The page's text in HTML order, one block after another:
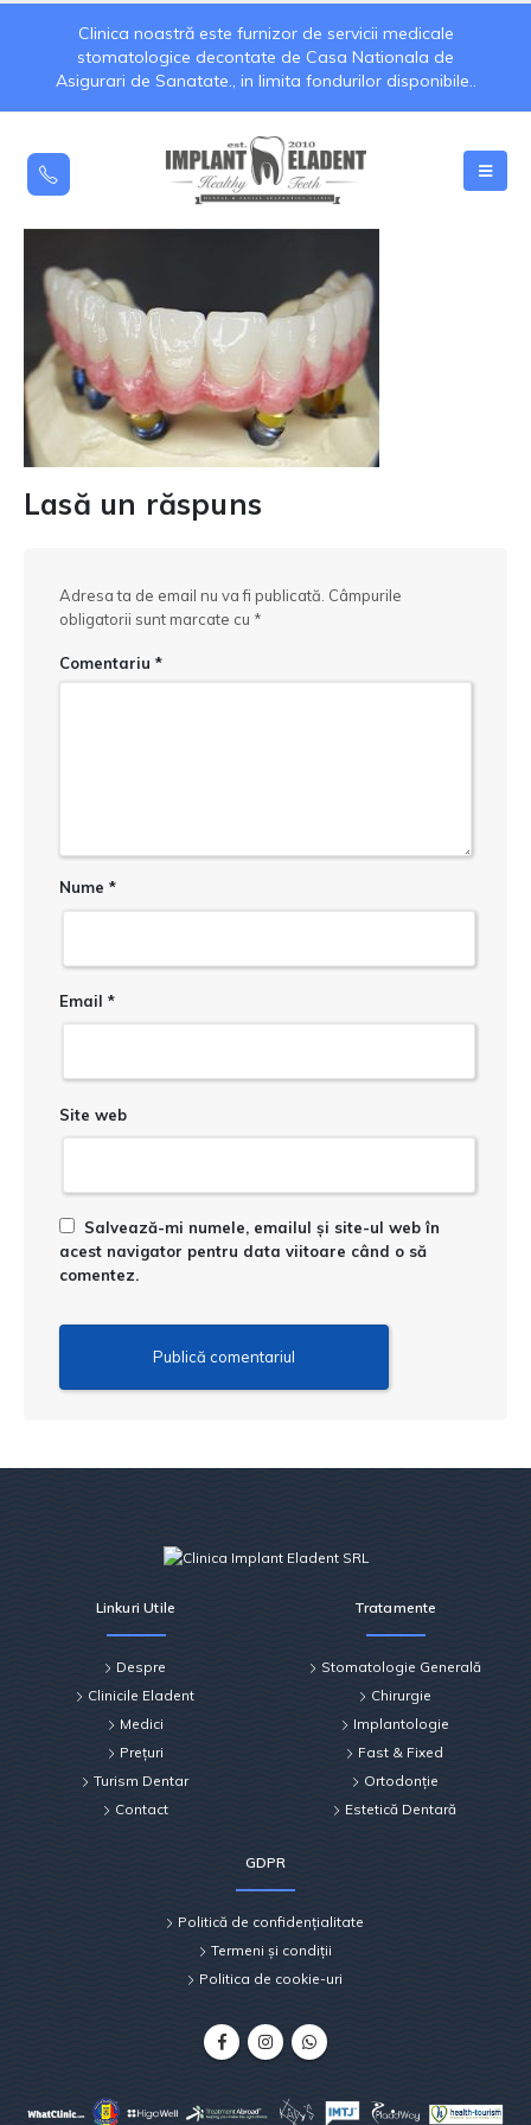
Clinica noastră este furnizor de servicii medicale
stomatologice decontate de Casa Nationala de
Asigurari de Sanatate., in limita fondurilor disponibile..
Lasă un răspuns
Adresa ta de email nu va fi publicată. Câmpurile
obligatorii sunt marcate cu *
Comentariu *
Nume *
Email *
Site web
Salvează-mi numele, emailul și site-ul web în
acest navigator pentru data viitoare când o să
comentez.
Linkuri Utile
Despre
Clinicile Eladent
Medici
Prețuri
Turism Dentar
Contact
Tratamente
Stomatologie Generală
Chirurgie
Implantologie
Fast & Fixed
Ortodonție
Estetică Dentară
GDPR
Politică de confidențialitate
Termeni și condiții
Politica de cookie-uri